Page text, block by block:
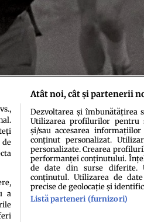
de cookiesTermeni şi condiţiiEchipa
a
Atât noi, cât și partenerii
Dezvoltarea și îmbunătățirea
Utilizarea profilurilor pentru
și/sau accesarea
conținut personalizat.
personalizate. Crearea
performanței conținutului.
de date din surse diferite.
conținutul. Utilizarea de
precise de geolocație și
Listă parteneri (furnizori)